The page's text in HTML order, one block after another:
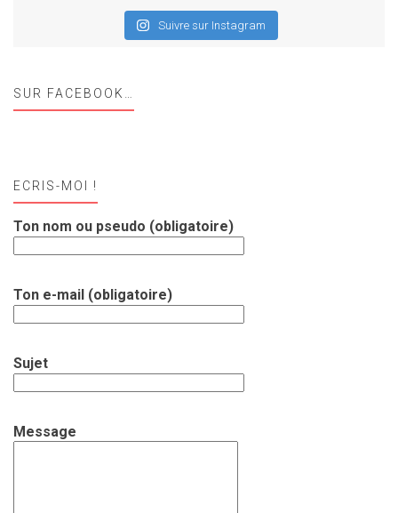
Suivre sur Instagram
SUR FACEBOOK…
ECRIS-MOI !
Ton nom ou pseudo (obligatoire)
Ton e-mail (obligatoire)
Sujet
Message